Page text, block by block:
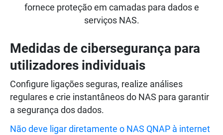
fornece proteção em camadas para dados e
serviços NAS.
Medidas de cibersegurança para
utilizadores individuais
Configure ligações seguras, realize análises
regulares e crie instantâneos do NAS para garantir
a segurança dos dados.
Não deve ligar diretamente o NAS QNAP à internet